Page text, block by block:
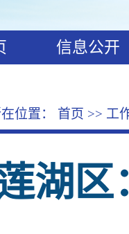
信息公开
位置： 首页 >> 工
湖区